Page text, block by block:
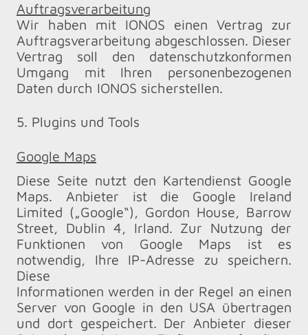
Auftragsverarbeitung
Wir haben mit IONOS einen Vertrag zur
Auftragsverarbeitung abgeschlossen. Dieser
Vertrag soll den datenschutzkonformen
Umgang mit Ihren personenbezogenen
Daten durch IONOS sicherstellen.
5. Plugins und Tools
Google Maps
Diese Seite nutzt den Kartendienst Google
Maps. Anbieter ist die Google Ireland
Limited („Google“), Gordon House, Barrow
Street, Dublin 4, Irland. Zur Nutzung der
Funktionen von Google Maps ist es
notwendig, Ihre IP-Adresse zu speichern.
Diese
Informationen werden in der Regel an einen
Server von Google in den USA übertragen
und dort gespeichert. Der Anbieter dieser